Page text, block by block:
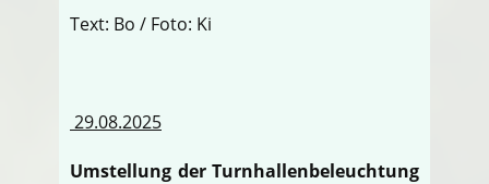
Text: Bo / Foto: Ki
29.08.2025
Umstellung der Turnhallenbeleuchtung